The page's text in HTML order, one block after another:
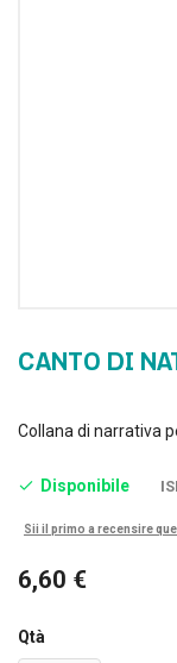
CANTO DI
Disponibile
Sii il primo a recensire
6,60 €
Qtà
Collana di narrativa